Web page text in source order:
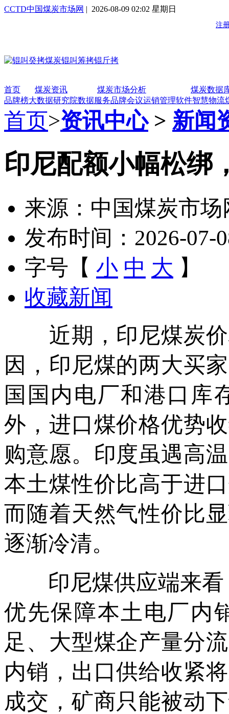
CCTD中国煤炭市场网 | 2026-08-09 02:02 星期日
首页 煤炭资讯 煤炭市场分析
煤炭数据
品牌榜大数据研究院数据服务品牌会议运销管理软件智慧物流
首页>资讯中心> 新闻
印尼配额小幅松绑
来源：中国煤炭市场
发布时间：2026-07-
字号【 小 中 大 】
收藏新闻
近期，印尼煤炭价
因，印尼煤的两大买
国国内电厂和港口库
外，进口煤价格优势
购意愿。印度虽遇高
本土煤性价比高于进
而随着天然气性价比
逐渐冷清。
印尼煤供应端来看
优先保障本土电厂内
足、大型煤企产量分
内销，出口供给收紧
成交，矿商只能被动